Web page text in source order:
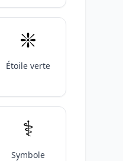
❇️
Étoile verte
⚕️
Symbole